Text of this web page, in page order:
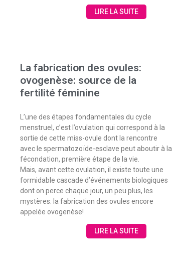
LIRE LA SUITE
La fabrication des ovules:
ovogenèse: source de la
fertilité féminine
L’une des étapes fondamentales du cycle
menstruel, c’est l’ovulation qui correspond à la
sortie de cette miss-ovule dont la rencontre
avec le spermatozoïde-esclave peut aboutir à la
fécondation, première étape de la vie.
Mais, avant cette ovulation, il existe toute une
formidable cascade d’événements biologiques
dont on perce chaque jour, un peu plus, les
mystères: la fabrication des ovules encore
appelée ovogenèse!
LIRE LA SUITE